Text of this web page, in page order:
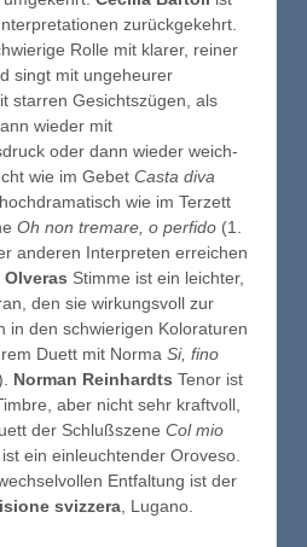
zurückgekehrt.
Rolle mit klarer, reiner
singt mit ungeheurer
starren Gesichtszügen, als
wieder mit
oder dann wieder weich-
wie im Gebet Casta diva
wie im Terzett
Oh non tremare, o perfido (1.
anderen Interpreten erreichen
Olveras Stimme ist ein leichter,
den sie wirkungsvoll zur
in den schwierigen Koloraturen
Duett mit Norma Si, fino
Norman Reinhardts Tenor ist
aber nicht sehr kraftvoll,
der Schlußszene Col mio
ist ein einleuchtender Oroveso.
Entfaltung ist der
svizzera , Lugano.